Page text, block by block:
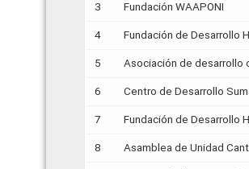
3 Fundación WAAPONI
4 Fundación de Desarrollo
5 Asociación de desarrollo
6 Centro de Desarrollo
7 Fundación de Desarrollo
8 Asamblea de Unidad